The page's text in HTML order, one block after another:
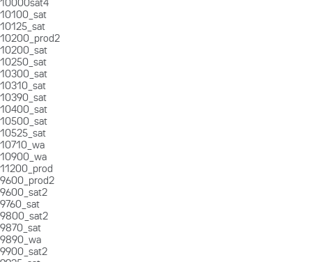
10000sat4
10100_sat
10125_sat
10200_prod2
10200_sat
10250_sat
10300_sat
10310_sat
10390_sat
10400_sat
10500_sat
10525_sat
10710_wa
10900_wa
11200_prod
9600_prod2
9600_sat2
9760_sat
9800_sat2
9870_sat
9890_wa
9900_sat2